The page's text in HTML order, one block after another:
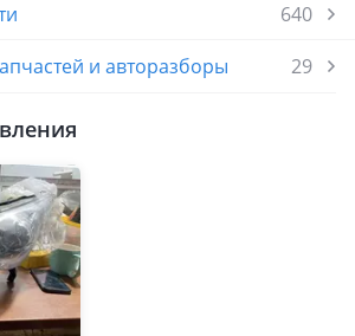
640
и авторазборы
29